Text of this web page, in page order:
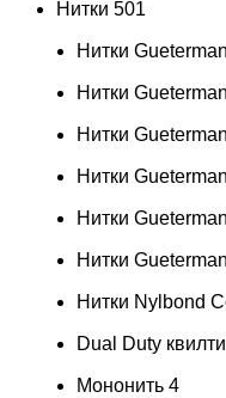
Нитки 501
Нитки
Нитки
Нитки
Нитки
Нитки
Нитки
Нитки Nylbond
Dual Duty
Мононить 4